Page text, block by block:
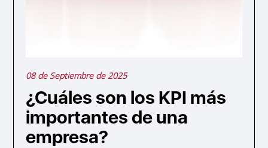
08 de Septiembre de 2025
¿Cuáles son los KPI más
importantes de una
empresa?